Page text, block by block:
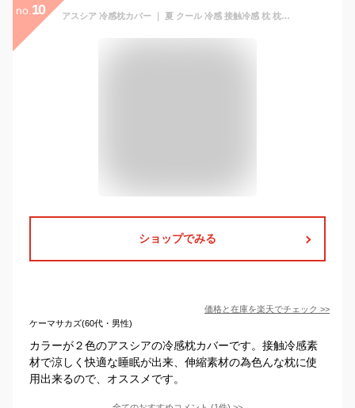
no. 10 アスシア 冷感枕カバー ｜ 夏 クール 冷感 接触冷感 枕 枕カバー 冷たい ひんやり 寝具 ピロー ピローケース 睡眠 眠り 睡眠改善 快眠 睡眠の質 眠りの質 質の良い睡眠 handicrafts-sleep
ショップでみる
価格と在庫を楽天でチェック >>
ケーマサカズ(60代・男性)
カラーが２色のアスシアの冷感枕カバーです。接触冷感素
材で涼しく快適な睡眠が出来、伸縮素材の為色んな枕に使
用出来るので、オススメです。